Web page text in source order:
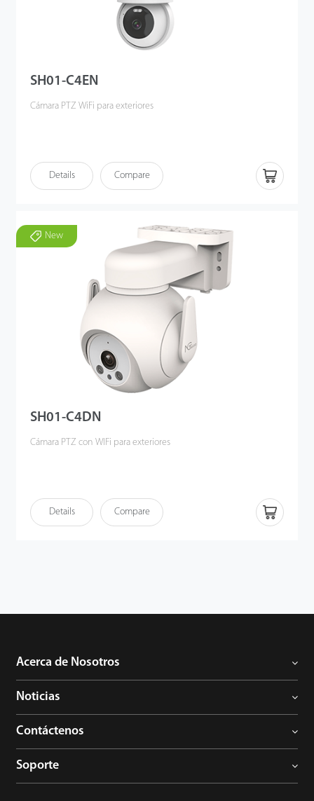
SH01-C4EN
Cámara PTZ WiFi para exteriores
Details Compare
New
SH01-C4DN
Cámara PTZ con WIFi para exteriores
Details Compare
Acerca de Nosotros
Noticias
Contáctenos
Soporte